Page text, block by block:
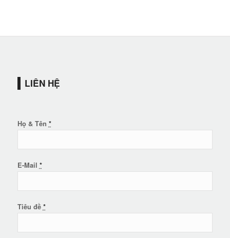
LIÊN HỆ
Họ & Tên *
E-Mail *
Tiêu đề *